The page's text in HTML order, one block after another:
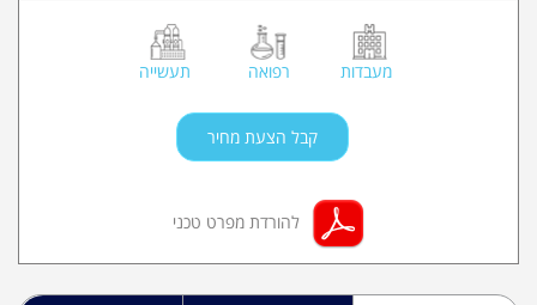
מעבדות רפואה תעשייה
קבל הצעת מחיר
להורדת מפרט טכני